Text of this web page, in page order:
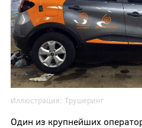
Иллюстрация: Трушеринг
Один из крупнейших